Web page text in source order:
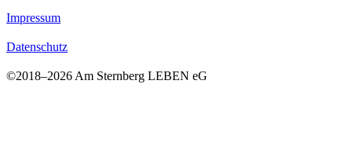
Impressum
Datenschutz
©2018–2026 Am Sternberg LEBEN eG